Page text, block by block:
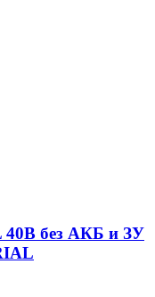
40В без АКБ и ЗУ